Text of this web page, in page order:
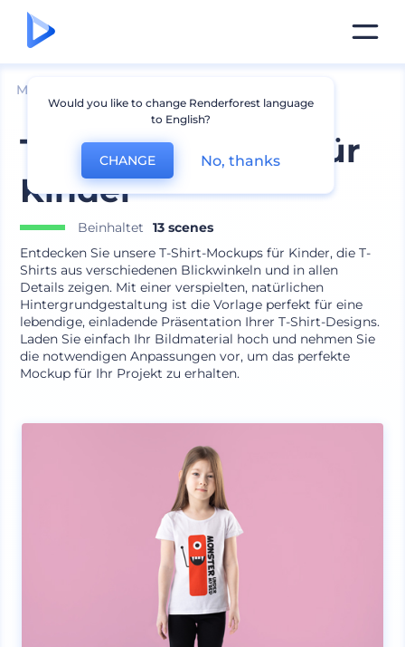
Mockups
T-Shirt-Mockups für
Kinder
Beinhaltet
13 scenes
Entdecken Sie unsere T-Shirt-Mockups für Kinder, die T-
Shirts aus verschiedenen Blickwinkeln und in allen
Details zeigen. Mit einer verspielten, natürlichen
Hintergrundgestaltung ist die Vorlage perfekt für eine
lebendige, einladende Präsentation Ihrer T-Shirt-Designs.
Laden Sie einfach Ihr Bildmaterial hoch und nehmen Sie
die notwendigen Anpassungen vor, um das perfekte
Mockup für Ihr Projekt zu erhalten.
Would you like to change Renderforest language
to English?
CHANGE No, thanks